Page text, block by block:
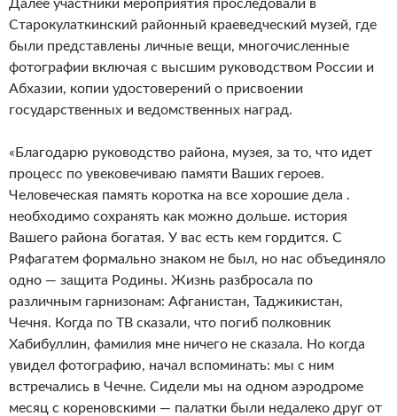
Далее участники мероприятия проследовали в
Старокулаткинский районный краеведческий музей, где
были представлены личные вещи, многочисленные
фотографии включая с высшим руководством России и
Абхазии, копии удостоверений о присвоении
государственных и ведомственных наград.
«Благодарю руководство района, музея, за то, что идет
процесс по увековечиваю памяти Ваших героев.
Человеческая память коротка на все хорошие дела .
необходимо сохранять как можно дольше. история
Вашего района богатая. У вас есть кем гордится. С
Ряфагатем формально знаком не был, но нас объединяло
одно — защита Родины. Жизнь разбросала по
различным гарнизонам: Афганистан, Таджикистан,
Чечня. Когда по ТВ сказали, что погиб полковник
Хабибуллин, фамилия мне ничего не сказала. Но когда
увидел фотографию, начал вспоминать: мы с ним
встречались в Чечне. Сидели мы на одном аэродроме
месяц с кореновскими — палатки были недалеко друг от